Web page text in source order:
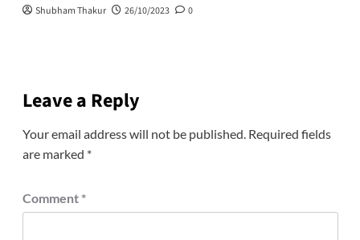
Shubham Thakur 26/10/2023 0
Leave a Reply
Your email address will not be published. Required fields
are marked *
Comment *